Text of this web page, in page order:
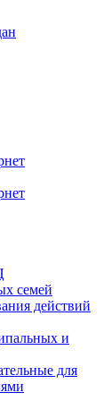
семей
действий
и
для